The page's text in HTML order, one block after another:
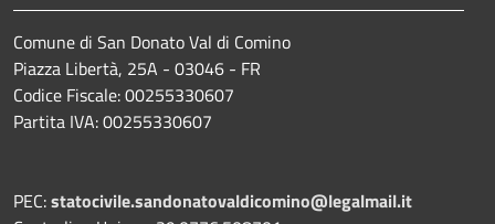
Comune di San Donato Val di Comino
Piazza Libertà, 25A - 03046 - FR
Codice Fiscale: 00255330607
Partita IVA: 00255330607
PEC:statocivile.sandonatovaldicomino@legalmail.it